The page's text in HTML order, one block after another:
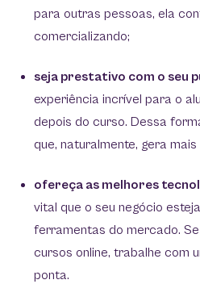
para outras pessoas, ela
comercializando;
seja prestativo com o seu
experiência incrível para o
depois do curso. Dessa
que, naturalmente, gera
ofereça as melhores
vital que o seu negócio
ferramentas do mercado.
cursos online, trabalhe com
ponta.